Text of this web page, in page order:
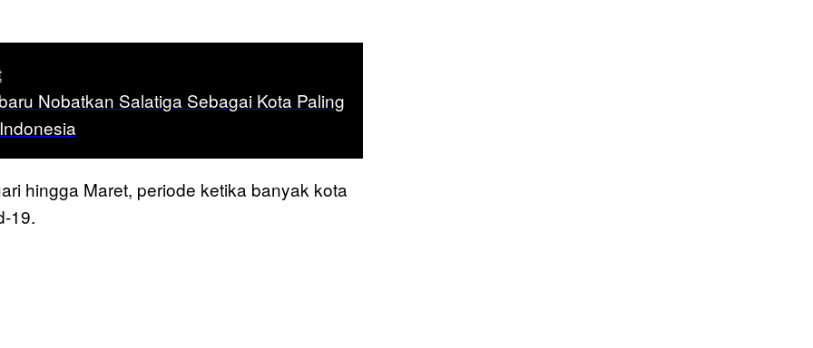
Nobatkan Salatiga Sebagai Kota Paling
hingga Maret, periode ketika banyak kota
19.